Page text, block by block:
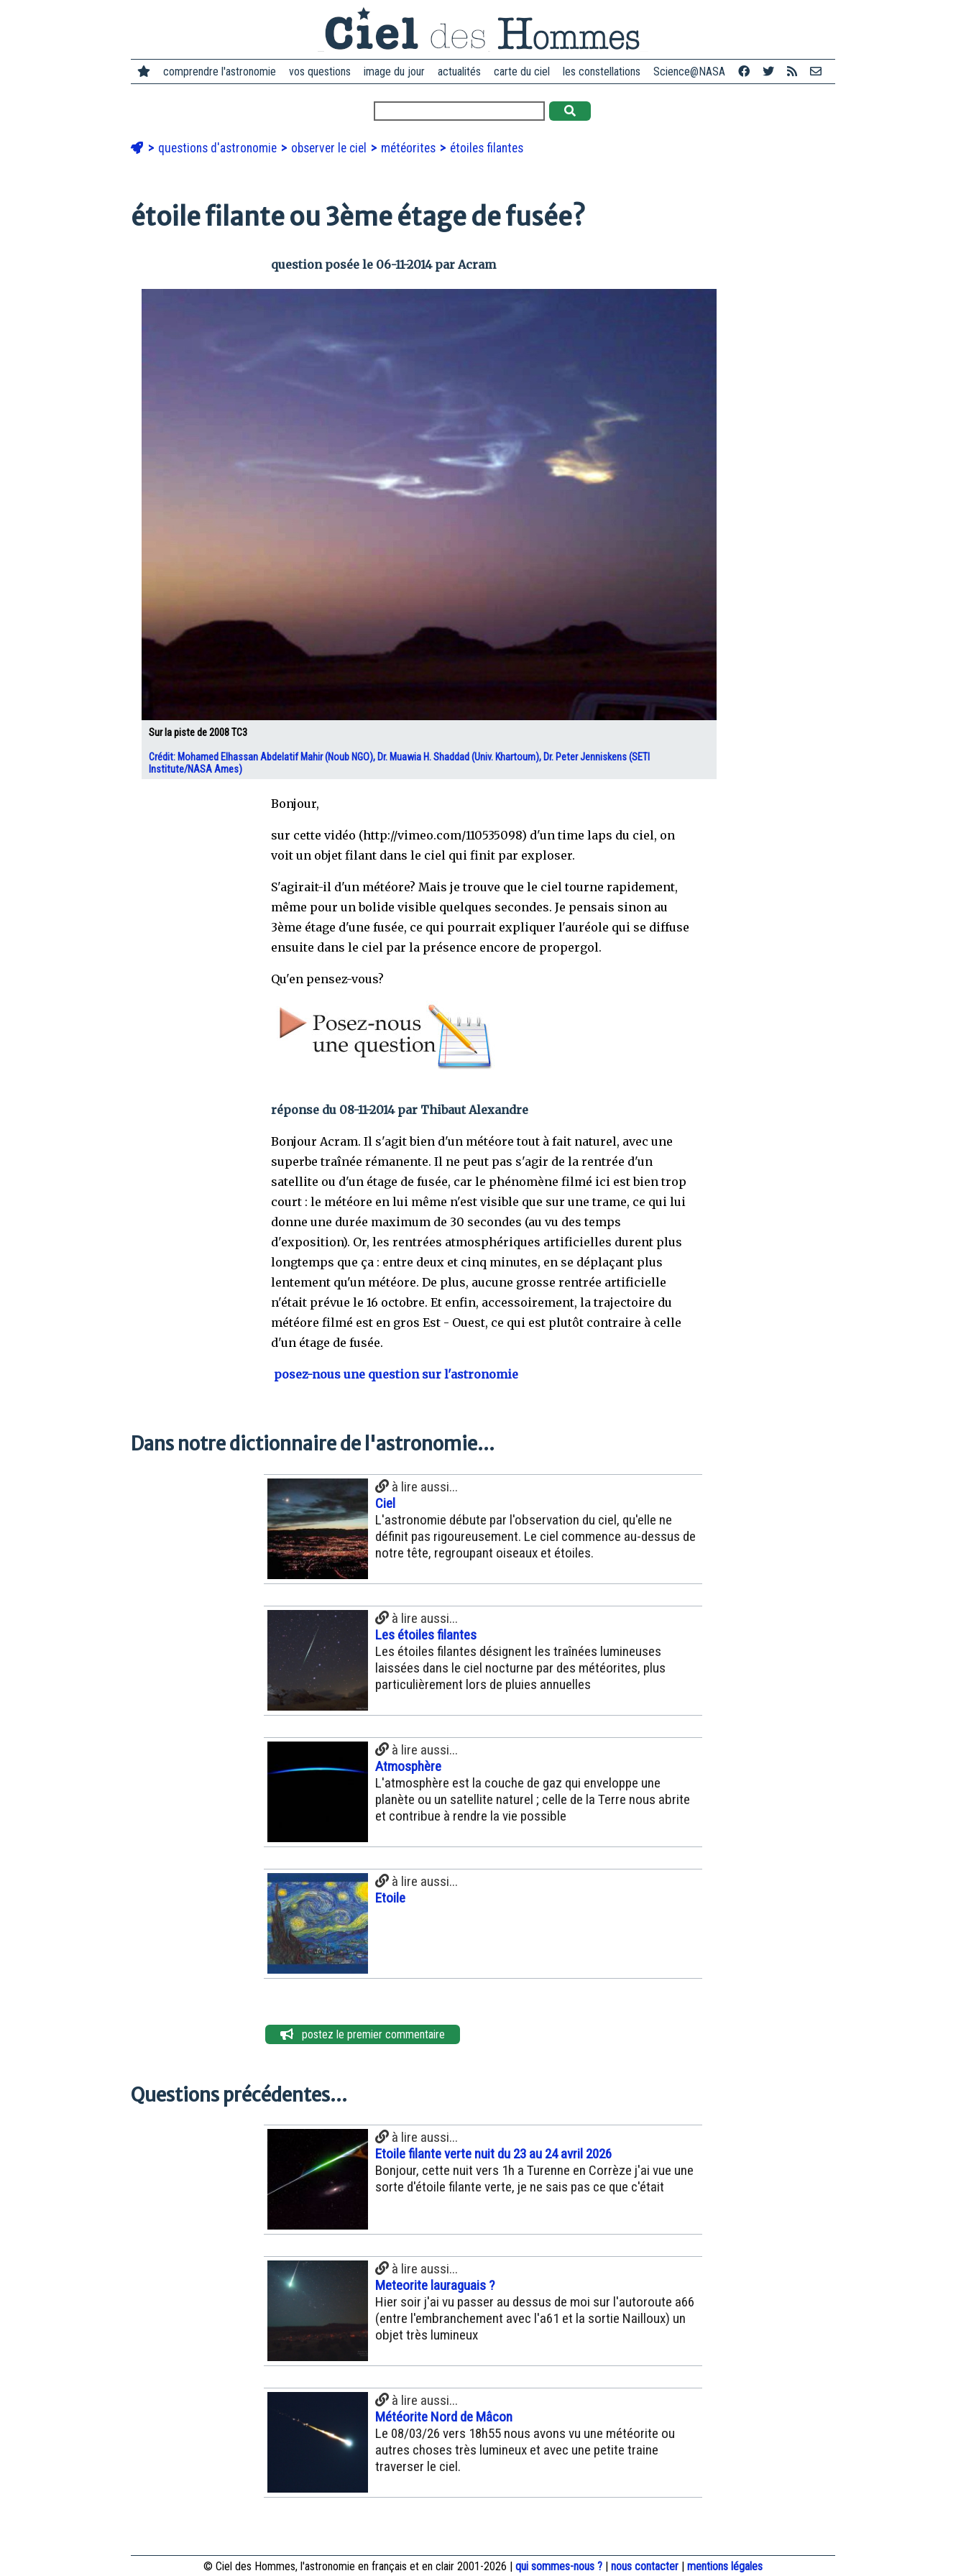
comprendre l'astronomie vos questions image du jour actualités carte du ciel les constellations Science@NASA
questions d'astronomie observer le ciel météorites étoiles filantes
étoile filante ou 3ème étage de fusée?
question posée le 06-11-2014 par Acram
Sur la piste de 2008 TC3
Crédit: Mohamed Elhassan Abdelatif Mahir (Noub NGO), Dr. Muawia H. Shaddad (Univ. Khartoum), Dr. Peter Jenniskens (SETI
Institute/NASA Ames)
Bonjour,
sur cette vidéo (http://vimeo.com/110535098) d'un time laps du ciel, on
voit un objet filant dans le ciel qui finit par exploser.
S'agirait-il d'un météore? Mais je trouve que le ciel tourne rapidement,
même pour un bolide visible quelques secondes. Je pensais sinon au
3ème étage d'une fusée, ce qui pourrait expliquer l'auréole qui se diffuse
ensuite dans le ciel par la présence encore de propergol.
Qu'en pensez-vous?
réponse du 08-11-2014 par Thibaut Alexandre
Bonjour Acram. Il s'agit bien d'un météore tout à fait naturel, avec une
superbe traînée rémanente. Il ne peut pas s'agir de la rentrée d'un
satellite ou d'un étage de fusée, car le phénomène filmé ici est bien trop
court : le météore en lui même n'est visible que sur une trame, ce qui lui
donne une durée maximum de 30 secondes (au vu des temps
d'exposition). Or, les rentrées atmosphériques artificielles durent plus
longtemps que ça : entre deux et cinq minutes, en se déplaçant plus
lentement qu'un météore. De plus, aucune grosse rentrée artificielle
n'était prévue le 16 octobre. Et enfin, accessoirement, la trajectoire du
météore filmé est en gros Est - Ouest, ce qui est plutôt contraire à celle
d'un étage de fusée.
posez-nous une question sur l'astronomie
Dans notre dictionnaire de l'astronomie...
à lire aussi...
Ciel
L'astronomie débute par l'observation du ciel, qu'elle ne
définit pas rigoureusement. Le ciel commence au-dessus de
notre tête, regroupant oiseaux et étoiles.
à lire aussi...
Les étoiles filantes
Les étoiles filantes désignent les traînées lumineuses
laissées dans le ciel nocturne par des météorites, plus
particulièrement lors de pluies annuelles
à lire aussi...
Atmosphère
L'atmosphère est la couche de gaz qui enveloppe une
planète ou un satellite naturel ; celle de la Terre nous abrite
et contribue à rendre la vie possible
à lire aussi...
Etoile
postez le premier commentaire
Questions précédentes...
à lire aussi...
Etoile filante verte nuit du 23 au 24 avril 2026
Bonjour, cette nuit vers 1h a Turenne en Corrèze j'ai vue une
sorte d'étoile filante verte, je ne sais pas ce que c'était
à lire aussi...
Meteorite lauraguais ?
Hier soir j'ai vu passer au dessus de moi sur l'autoroute a66
(entre l'embranchement avec l'a61 et la sortie Nailloux) un
objet très lumineux
à lire aussi...
Météorite Nord de Mâcon
Le 08/03/26 vers 18h55 nous avons vu une météorite ou
autres choses très lumineux et avec une petite traine
traverser le ciel.
© Ciel des Hommes, l'astronomie en français et en clair 2001-2026 | qui sommes-nous ? nous contacter mentions légales